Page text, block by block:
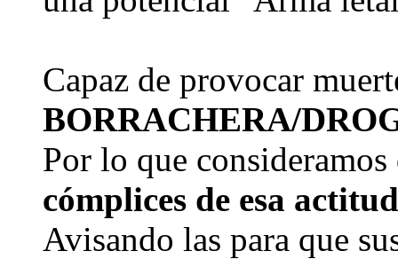
Capaz de provocar
BORRACHERA/
Por lo que consideramos
cómplices de esa
Avisando las para que